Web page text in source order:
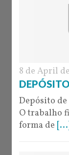
8 de April
DEPÓSITO
Depósito
O trabalho
forma de [...]